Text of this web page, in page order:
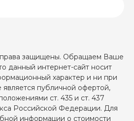
защищены. Обращаем Ваше
данный интернет-сайт носит
характер и ни при
является публичной офертой,
ст. 435 и ст. 437
Российской Федерации. Для
информации о стоимости